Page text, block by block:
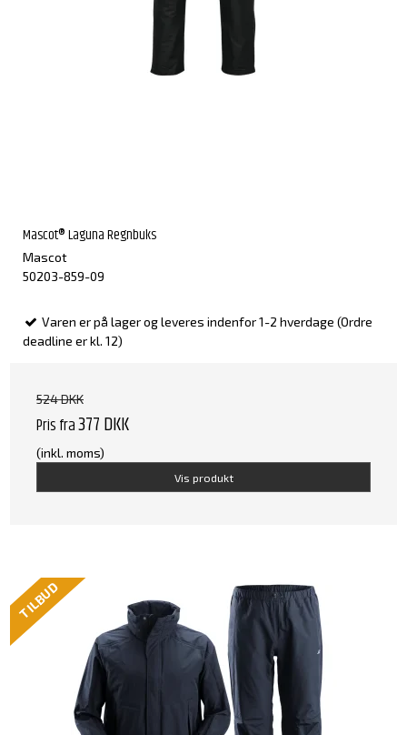
Mascot® Laguna Regnbuks
Mascot
50203-859-09
Varen er på lager og leveres indenfor 1-2 hverdage (Ordre
deadline er kl. 12)
524 DKK
Pris fra377 DKK
(inkl. moms)
Vis produkt
TILBUD